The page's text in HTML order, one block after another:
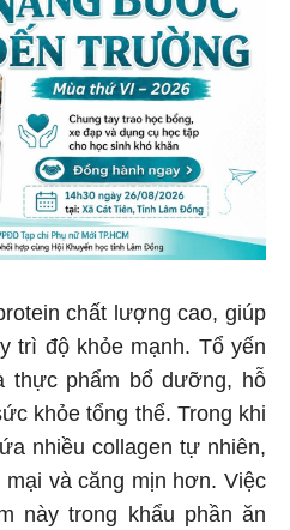
chất lượng cao, giúp
trì độ khỏe mạnh. Tổ yến
thực phẩm bổ dưỡng, hỗ
khỏe tổng thể. Trong khi
nhiều collagen tự nhiên,
và căng mịn hơn. Việc
này trong khẩu phần ăn